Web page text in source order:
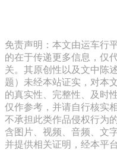
免责声明：本文由运车行
的在于传递更多信息，仅
关。其原创性以及文中陈
题）未经本站证实，对本
的真实性、完整性、及时
仅作参考，并请自行核实
不承担此类作品侵权行为
含图片、视频、音频、文
并提供相关证明，经本平